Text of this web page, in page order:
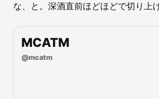
な、と。深酒直前ほどほどで切り上
MCATM
@mcatm